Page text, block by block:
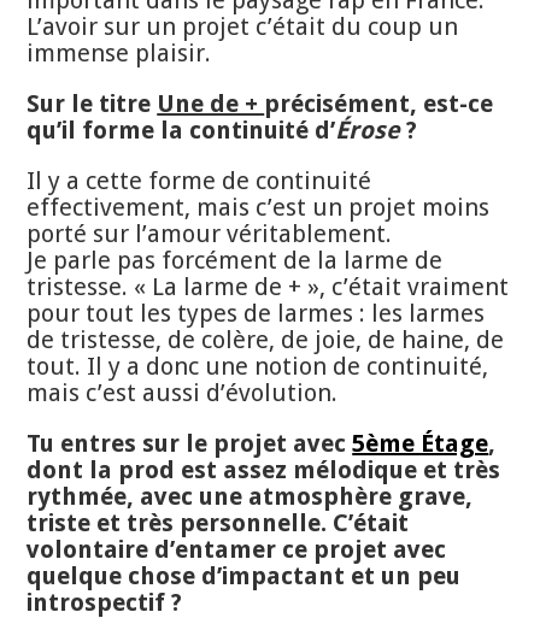
L’avoir sur un projet c’était du coup un
immense plaisir.
Sur le titre Une de + précisément, est-ce
qu’il forme la continuité d’Érose?
Il y a cette forme de continuité
effectivement, mais c’est un projet moins
porté sur l’amour véritablement.
Je parle pas forcément de la larme de
tristesse. « La larme de + », c’était vraiment
pour tout les types de larmes : les larmes
de tristesse, de colère, de joie, de haine, de
tout. Il y a donc une notion de continuité,
mais c’est aussi d’évolution.
Tu entres sur le projet avec5ème Étage,
dont la prod est assez mélodique et très
rythmée, avec une atmosphère grave,
triste et très personnelle. C’était
volontaire d’entamer ce projet avec
quelque chose d’impactant et un peu
introspectif ?